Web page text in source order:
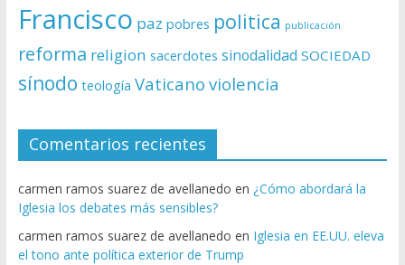
Francisco paz pobres politica publicación
reforma religion sacerdotes sinodalidad SOCIEDAD
sínodo teología Vaticano violencia
Comentarios recientes
carmen ramos suarez de avellanedo en ¿Cómo abordará la
Iglesia los debates más sensibles?
carmen ramos suarez de avellanedo en Iglesia en EE.UU. eleva
el tono ante política exterior de Trump